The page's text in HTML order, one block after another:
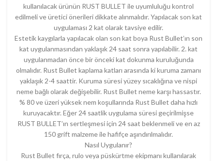
kullanılacak ürünün RUST BULLET ile uyumluluğu kontrol
edilmeli ve üretici önerileri dikkate alınmalıdır. Yapılacak son kat
uygulaması 2 kat olarak tavsiye edilir.
Estetik kaygılarla yapılacak olan son kat boya Rust Bullet’ın son
kat uygulanmasından yaklaşık 24 saat sonra yapılabilir. 2. kat
uygulanmadan önce bir önceki kat dokunma kuruluğunda
olmalıdır. Rust Bullet kaplama katları arasında ki kuruma zamanı
yaklaşık 2-4 saattir. Kuruma süresi yüzey sıcaklığına ve nispi
neme bağlı olarak değişebilir. Rust Bullet neme karşı hassastır.
% 80 ve üzeri yüksek nem koşullarında Rust Bullet daha hızlı
kuruyacaktır. Eğer 24 saatlik uygulama süresi geçirilmişse
RUST BULLET’ın sertleşmesi için 24 saat beklenmeli ve en az
150 grift malzeme ile hafifçe aşındırılmalıdır.
Nasıl Uygulanır?
Rust Bullet fırça, rulo veya püskürtme ekipmanı kullanılarak